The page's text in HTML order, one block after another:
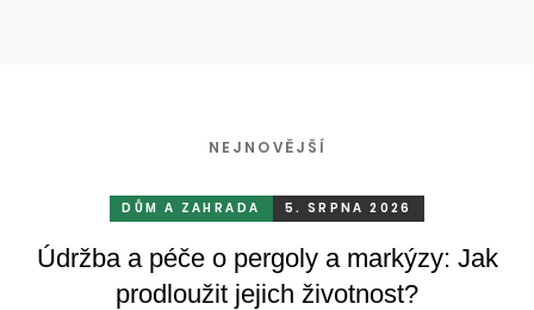
NEJNOVĚJŠÍ
DŮM A ZAHRADA 5. SRPNA 2026
Údržba a péče o pergoly a markýzy: Jak
prodloužit jejich životnost?